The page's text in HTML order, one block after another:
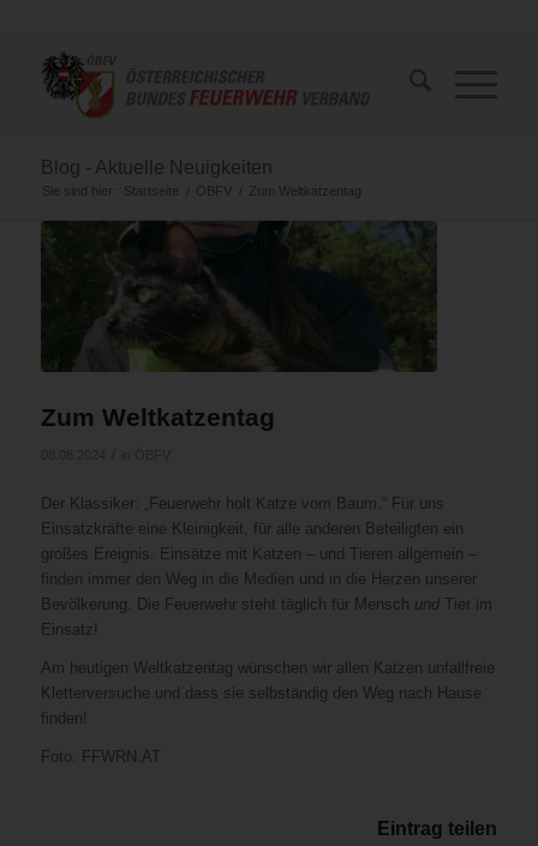
Blog - Aktuelle Neuigkeiten
Sie sind hier: Startseite / ÖBFV / Zum Weltkatzentag
Zum Weltkatzentag
Der Klassiker: „Feuerwehr holt Katze vom Baum.“ Für uns
Einsatzkräfte eine Kleinigkeit, für alle anderen Beteiligten ein
großes Ereignis. Einsätze mit Katzen – und Tieren allgemein –
finden immer den Weg in die Medien und in die Herzen unserer
Bevölkerung. Die Feuerwehr steht täglich für Mensch undTier im
Einsatz!
Am heutigen Weltkatzentag wünschen wir allen Katzen unfallfreie
Kletterversuche und dass sie selbständig den Weg nach Hause
finden!
Foto: FFWRN.AT
Eintrag teilen